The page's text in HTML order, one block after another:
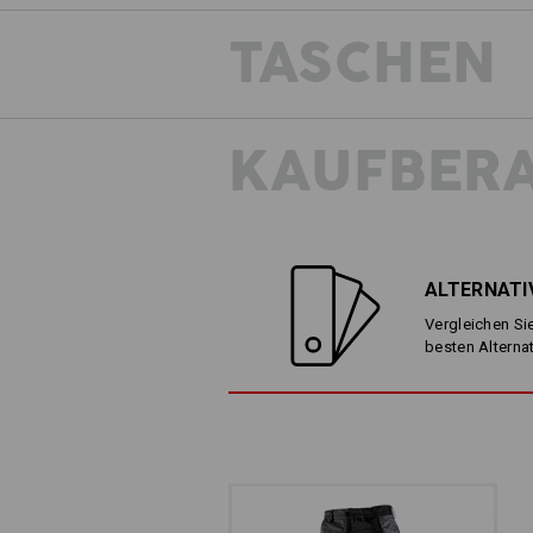
TASCHEN
Vergleichen
besten